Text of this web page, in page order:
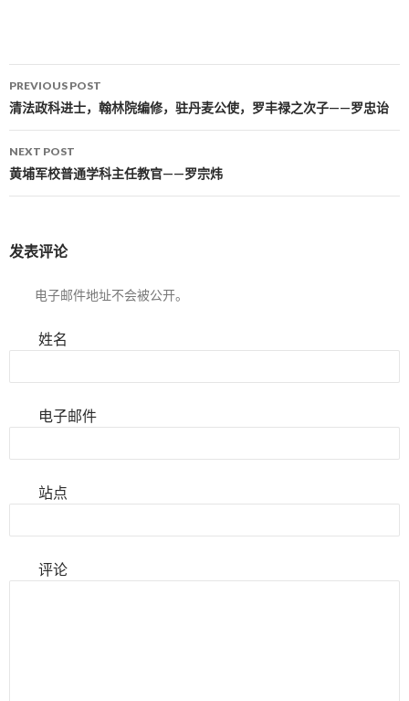
Post navigation
PREVIOUS POST
清法政科进士，翰林院编修，驻丹麦公使，罗丰禄之次子——罗忠诒
NEXT POST
黄埔军校普通学科主任教官——罗宗炜
发表评论
电子邮件地址不会被公开。
姓名
电子邮件
站点
评论